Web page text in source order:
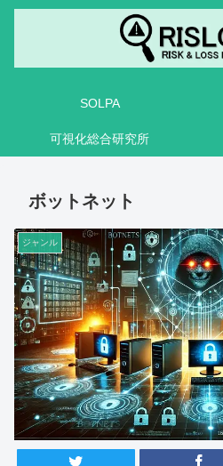
SOLPA
可視化総合研究所
ボットネット
ジャンル